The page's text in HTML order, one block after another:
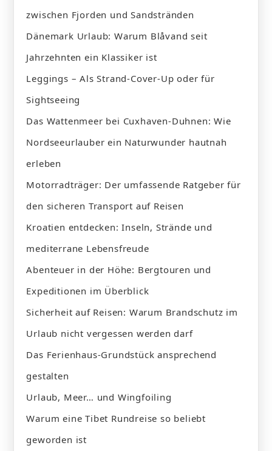
zwischen Fjorden und Sandstränden
Dänemark Urlaub: Warum Blåvand seit
Jahrzehnten ein Klassiker ist
Leggings – Als Strand-Cover-Up oder für
Sightseeing
Das Wattenmeer bei Cuxhaven-Duhnen: Wie
Nordseeurlauber ein Naturwunder hautnah
erleben
Motorradträger: Der umfassende Ratgeber für
den sicheren Transport auf Reisen
Kroatien entdecken: Inseln, Strände und
mediterrane Lebensfreude
Abenteuer in der Höhe: Bergtouren und
Expeditionen im Überblick
Sicherheit auf Reisen: Warum Brandschutz im
Urlaub nicht vergessen werden darf
Das Ferienhaus-Grundstück ansprechend
gestalten
Urlaub, Meer… und Wingfoiling
Warum eine Tibet Rundreise so beliebt
geworden ist